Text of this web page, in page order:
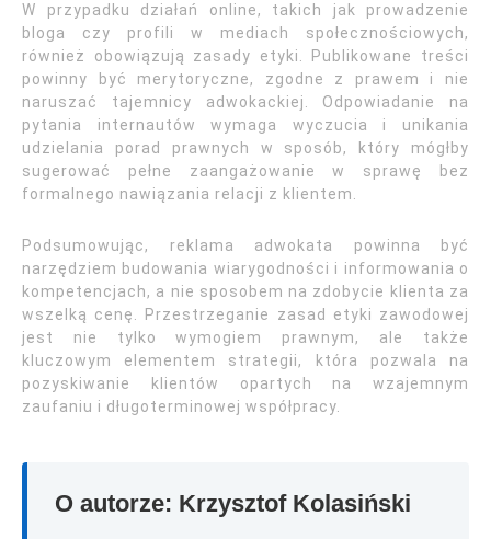
W przypadku działań online, takich jak prowadzenie
bloga czy profili w mediach społecznościowych,
również obowiązują zasady etyki. Publikowane treści
powinny być merytoryczne, zgodne z prawem i nie
naruszać tajemnicy adwokackiej. Odpowiadanie na
pytania internautów wymaga wyczucia i unikania
udzielania porad prawnych w sposób, który mógłby
sugerować pełne zaangażowanie w sprawę bez
formalnego nawiązania relacji z klientem.
Podsumowując, reklama adwokata powinna być
narzędziem budowania wiarygodności i informowania o
kompetencjach, a nie sposobem na zdobycie klienta za
wszelką cenę. Przestrzeganie zasad etyki zawodowej
jest nie tylko wymogiem prawnym, ale także
kluczowym elementem strategii, która pozwala na
pozyskiwanie klientów opartych na wzajemnym
zaufaniu i długoterminowej współpracy.
O autorze: Krzysztof Kolasiński